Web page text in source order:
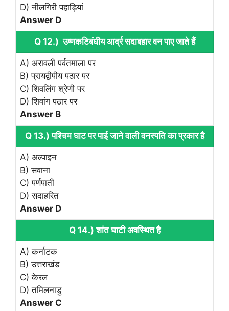
D) नीलगिरी पहाड़ियां
Answer D
Q 12.) उष्णकटिबंधीय आर्द्र सदाबहार वन पाए जाते हैं
A) अरावली पर्वतमाला पर
B) प्रायद्वीपीय पठार पर
C) शिवलिंग श्रेणी पर
D) शिवांग पठार पर
Answer B
Q 13.) पश्चिम घाट पर पाई जाने वाली वनस्पति का प्रकार है
A) अल्पाइन
B) सवाना
C) पर्णपाती
D) सदाहरित
Answer D
Q 14.) शांत घाटी अवस्थित है
A) कर्नाटक
B) उत्तराखंड
C) केरल
D) तमिलनाडु
Answer C